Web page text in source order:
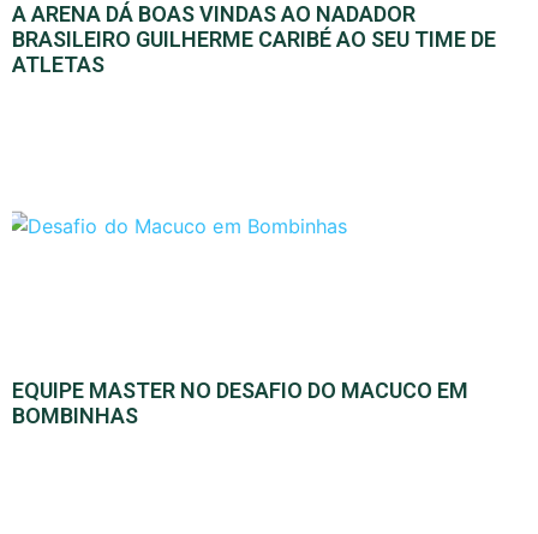
A ARENA DÁ BOAS VINDAS AO NADADOR
BRASILEIRO GUILHERME CARIBÉ AO SEU TIME DE
ATLETAS
EQUIPE MASTER NO DESAFIO DO MACUCO EM
BOMBINHAS